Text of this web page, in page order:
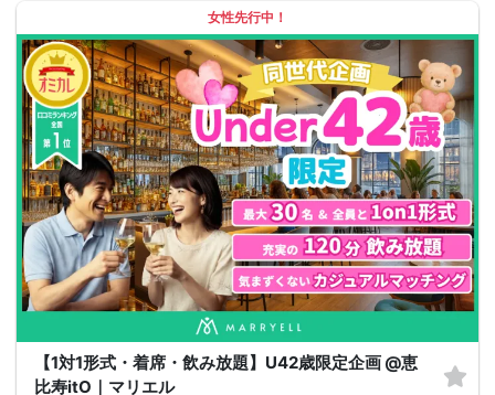
女性先行中！
【1対1形式・着席・飲み放題】U42歳限定企画 @恵
比寿itO｜マリエル